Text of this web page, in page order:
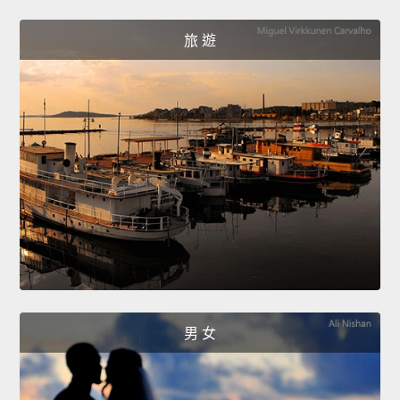
旅 遊
男 女